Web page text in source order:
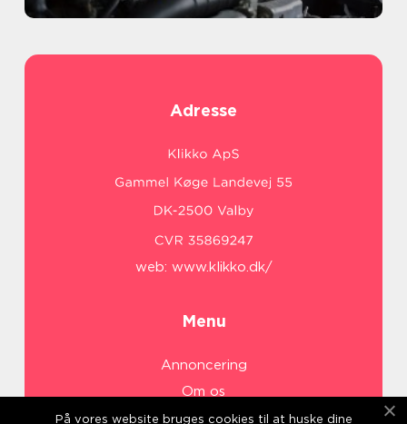
Adresse
web: www.klikko.dk/
Menu
Annoncering
Om os
Cookies
På vores website bruges cookies til at huske dine